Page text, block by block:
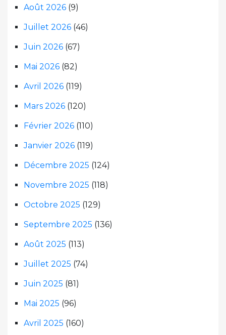
Août 2026 (9)
Juillet 2026 (46)
Juin 2026 (67)
Mai 2026 (82)
Avril 2026 (119)
Mars 2026 (120)
Février 2026 (110)
Janvier 2026 (119)
Décembre 2025 (124)
Novembre 2025 (118)
Octobre 2025 (129)
Septembre 2025 (136)
Août 2025 (113)
Juillet 2025 (74)
Juin 2025 (81)
Mai 2025 (96)
Avril 2025 (160)